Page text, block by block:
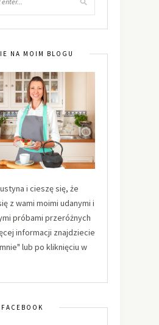
NA MOIM BLOGU
i cieszę się, że
z wami moimi udanymi i
próbami przeróżnych
informacji znajdziecie
lub po kliknięciu w
FACEBOOK